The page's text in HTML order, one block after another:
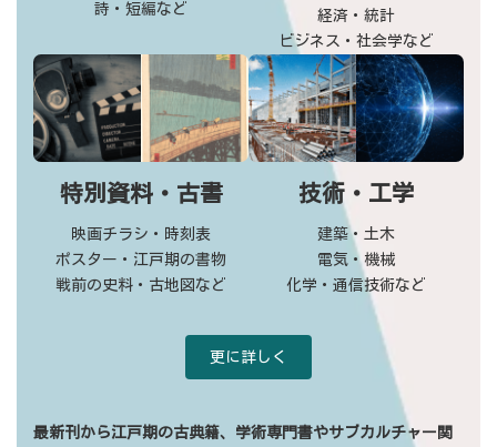
詩・短編など
経済・統計
ビジネス・社会学など
特別資料・古書
映画チラシ・時刻表
ポスター・江戸期の書物
戦前の史料・古地図など
技術・工学
建築・土木
電気・機械
化学・通信技術など
更に詳しく
最新刊から江戸期の古典籍、学術専門書やサブカルチャー関